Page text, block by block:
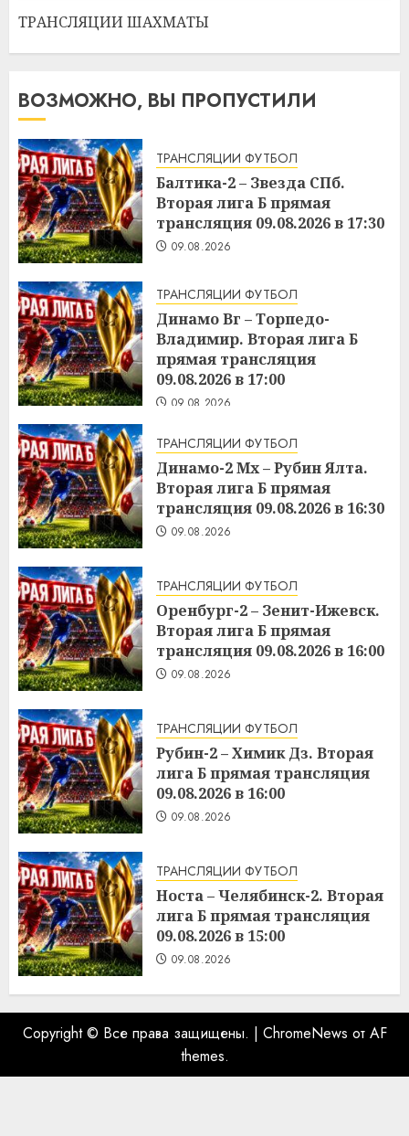
ТРАНСЛЯЦИИ ШАХМАТЫ
ВОЗМОЖНО, ВЫ ПРОПУСТИЛИ
ТРАНСЛЯЦИИ ФУТБОЛ
Балтика-2 – Звезда СПб.
Вторая лига Б прямая
трансляция 09.08.2026 в 17:30
09.08.2026
ТРАНСЛЯЦИИ ФУТБОЛ
Динамо Вг – Торпедо-
Владимир. Вторая лига Б
прямая трансляция
09.08.2026 в 17:00
09.08.2026
ТРАНСЛЯЦИИ ФУТБОЛ
Динамо-2 Мх – Рубин Ялта.
Вторая лига Б прямая
трансляция 09.08.2026 в 16:30
09.08.2026
ТРАНСЛЯЦИИ ФУТБОЛ
Оренбург-2 – Зенит-Ижевск.
Вторая лига Б прямая
трансляция 09.08.2026 в 16:00
09.08.2026
ТРАНСЛЯЦИИ ФУТБОЛ
Рубин-2 – Химик Дз. Вторая
лига Б прямая трансляция
09.08.2026 в 16:00
09.08.2026
ТРАНСЛЯЦИИ ФУТБОЛ
Носта – Челябинск-2. Вторая
лига Б прямая трансляция
09.08.2026 в 15:00
09.08.2026
Copyright © Все права защищены. | ChromeNews от AF
themes.